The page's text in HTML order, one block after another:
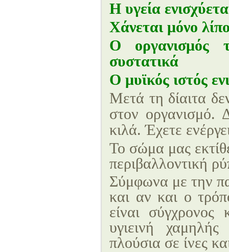
Η υγεία
Χάνεται μόνο
Ο οργανισμός
συστατικά
Ο μυϊκός ιστός
Μετά τη δίαιτα
στον οργανισμό.
κιλά. Έχετε
Το σώμα μας
περιβαλλοντική
Σύμφωνα με την
και αν και ο
είναι
υγιεινή
πλούσια σε ίνες